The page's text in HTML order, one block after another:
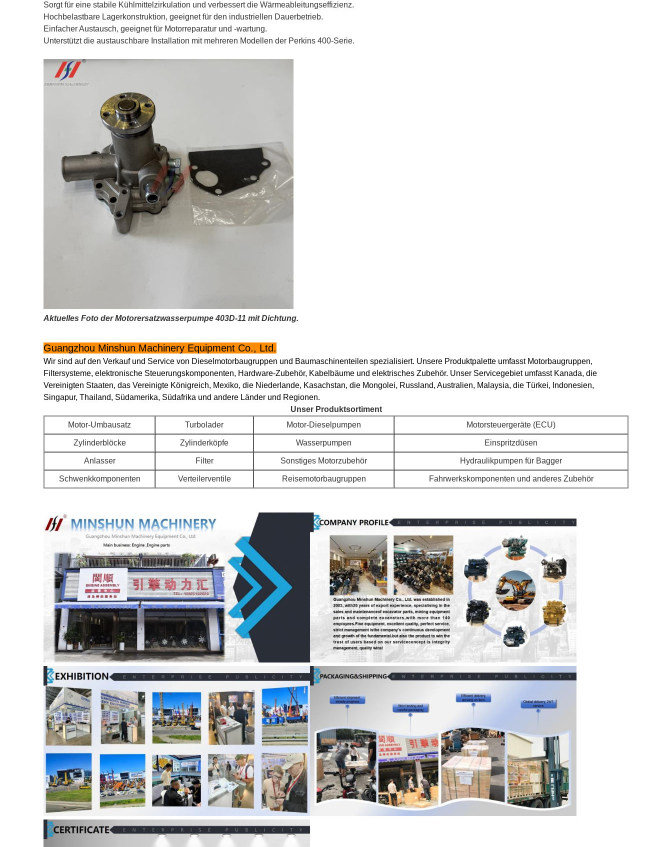
Sorgt für eine stabile Kühlmittelzirkulation und verbessert die Wärmeableitungseffizienz.
Hochbelastbare Lagerkonstruktion, geeignet für den industriellen Dauerbetrieb.
Einfacher Austausch, geeignet für Motorreparatur und -wartung.
Unterstützt die austauschbare Installation mit mehreren Modellen der Perkins 400-Serie.
Aktuelles Foto der Motorersatzwasserpumpe 403D-11 mit Dichtung.
Guangzhou Minshun Machinery Equipment Co., Ltd.
Wir sind auf den Verkauf und Service von Dieselmotorbaugruppen und Baumaschinenteilen spezialisiert. Unsere Produktpalette umfasst Motorbaugruppen,
Filtersysteme, elektronische Steuerungskomponenten, Hardware-Zubehör, Kabelbäume und elektrisches Zubehör. Unser Servicegebiet umfasst Kanada, die
Vereinigten Staaten, das Vereinigte Königreich, Mexiko, die Niederlande, Kasachstan, die Mongolei, Russland, Australien, Malaysia, die Türkei, Indonesien,
Singapur, Thailand, Südamerika, Südafrika und andere Länder und Regionen.
Unser Produktsortiment
Motor-Umbausatz
Turbolader Motor-Dieselpumpen Motorsteuergeräte (ECU)
Zylinderblöcke Zylinderköpfe Wasserpumpen Einspritzdüsen
Anlasser Filter Sonstiges Motorzubehör Hydraulikpumpen für Bagger
Schwenkkomponenten Verteilerventile Reisemotorbaugruppen Fahrwerkskomponenten und anderes Zubehör